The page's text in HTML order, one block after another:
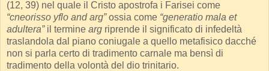
(12, 39) nel quale il Cristo apostrofa i Farisei come
“cneorisso yflo and arg”ossia come “generatio mala et
adultera”il termine arg riprende il significato di infedeltà
traslandola dal piano coniugale a quello metafisico dacché
non si parla certo di tradimento carnale ma bensì di
tradimento della volontà del dio trinitario.